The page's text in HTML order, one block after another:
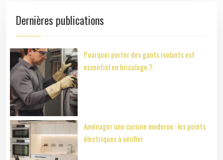
Dernières publications
Pourquoi porter des gants isolants est
essentiel en bricolage ?
Aménager une cuisine moderne : les points
électriques à vérifier